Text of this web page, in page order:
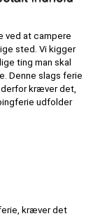
ved at campere
sted. Vi kigger
ting man skal
Denne slags ferie
kræver det,
udfolder
kræver det